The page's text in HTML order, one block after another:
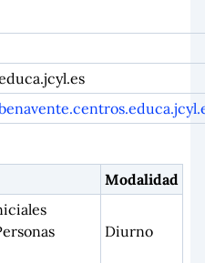
Modalidad
Diurno